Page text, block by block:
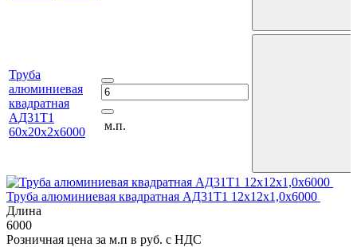
Труба
алюминиевая
квадратная
АД31Т1
60х20х2х6000
м.п.
Труба алюминиевая квадратная АД31Т1 12х12х1,0х6000
Длина
6000
Розничная цена за м.п в руб. с НДС